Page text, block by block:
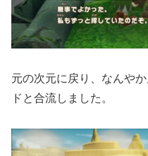
元の次元に戻り、なんや
ドと合流しました。